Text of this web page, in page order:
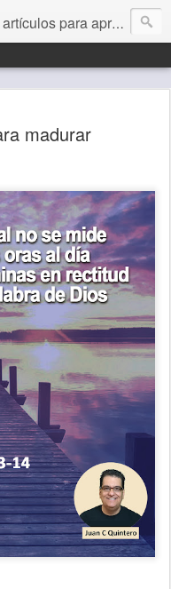
para aprender a vivir mejor, un día a la vez. Por Juan C Quintero
madurar